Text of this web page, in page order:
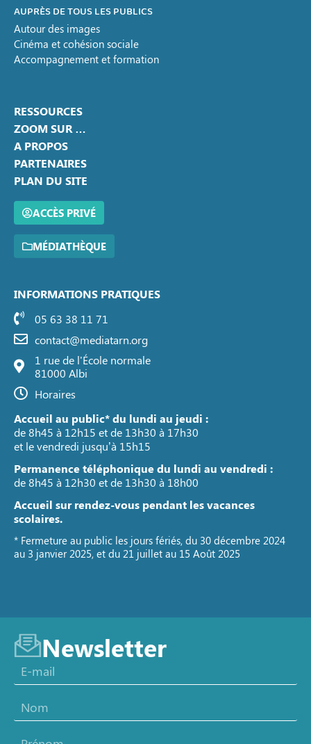
AUPRÈS DE TOUS LES PUBLICS
Autour des images
Cinéma et cohésion sociale
Accompagnement et formation
RESSOURCES
ZOOM SUR …
A PROPOS
PARTENAIRES
PLAN DU SITE
ACCÈS PRIVÉ
MÉDIATHÈQUE
INFORMATIONS PRATIQUES
05 63 38 11 71
contact@mediatarn.org
1 rue de l'École normale
81000 Albi
Horaires
Accueil au public* du lundi au jeudi :
de 8h45 à 12h15 et de 13h30 à 17h30
et le vendredi jusqu’à 15h15
Permanence téléphonique du lundi au vendredi :
de 8h45 à 12h30 et de 13h30 à 18h00
Accueil sur rendez-vous pendant les vacances
scolaires.
* Fermeture au public les jours fériés, du 30 décembre 2024
au 3 janvier 2025, et du 21 juillet au 15 Août 2025
Newsletter